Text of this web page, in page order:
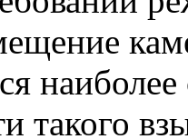
такого